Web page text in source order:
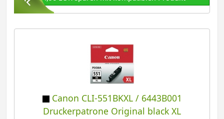
Canon CLI-551BKXL / 6443B001
Druckerpatrone Original black XL